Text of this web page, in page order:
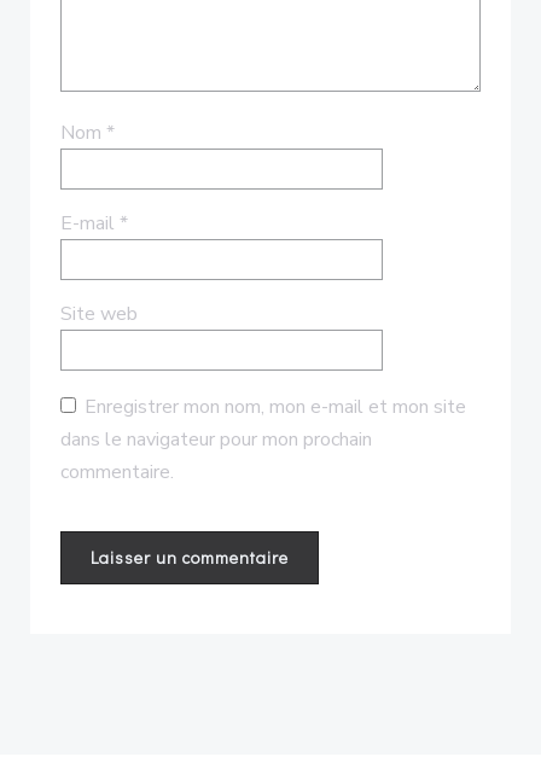
Nom *
E-mail *
Site web
Enregistrer mon nom, mon e-mail et mon site
dans le navigateur pour mon prochain
commentaire.